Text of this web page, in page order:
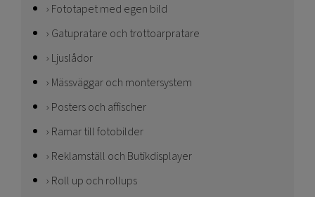
Fototapet med egen bild
Gatupratare och trottoarpratare
Ljuslådor
Mässväggar och montersystem
Posters och affischer
Ramar till fotobilder
Reklamställ och Butikdisplayer
Roll up och rollups